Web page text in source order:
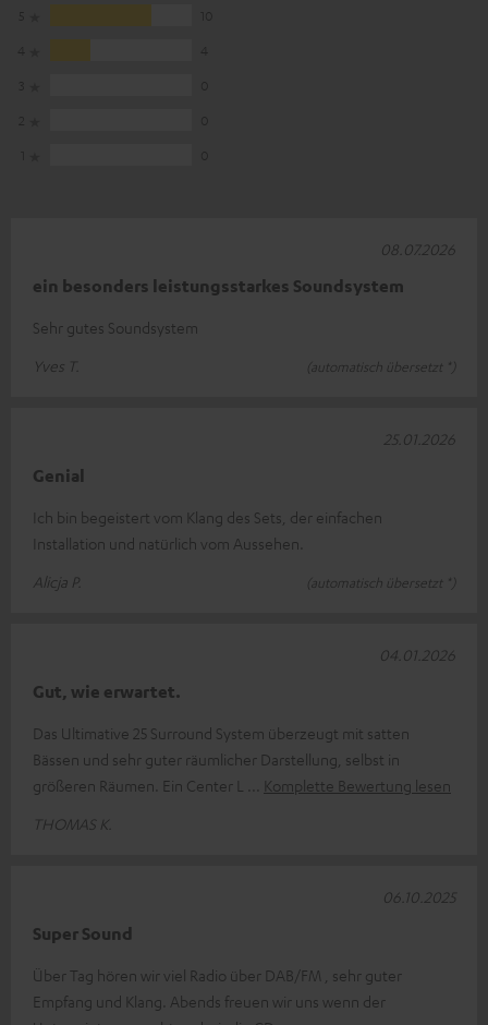
ein besonders leistungsstarkes Soundsystem
Sehr gutes Soundsystem
Yves T.
(automatisch übersetzt *)
08.07.2026
Genial
Ich bin begeistert vom Klang des Sets, der einfachen
Installation und natürlich vom Aussehen.
Alicja P.
(automatisch übersetzt *)
25.01.2026
Gut, wie erwartet.
Das Ultimative 25 Surround System überzeugt mit satten
Bässen und sehr guter räumlicher Darstellung, selbst in
größeren Räumen. Ein Center L
Komplette Bewertung lesen
THOMAS K.
04.01.2026
Super Sound
Über Tag hören wir viel Radio über DAB/FM , sehr guter
Empfang und Klang. Abends freuen wir uns wenn der
06.10.2025